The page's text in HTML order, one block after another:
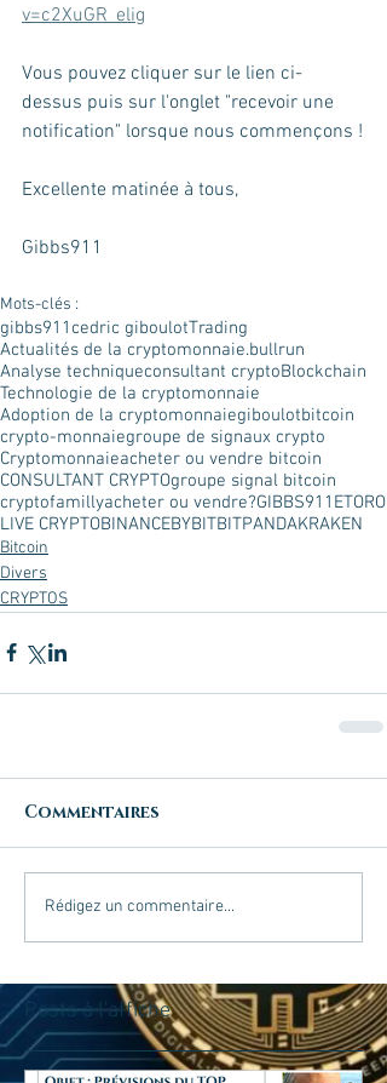
v=c2XuGR_elig
Vous pouvez cliquer sur le lien ci-
dessus puis sur l'onglet "recevoir une
notification" lorsque nous commençons !
Excellente matinée à tous,
Gibbs911
Mots-clés :
gibbs911 cedric giboulotTrading
Actualités de la cryptomonnaie.bullrun
Analyse techniqueconsultant cryptoBlockchain
Technologie de la cryptomonnaie
Adoption de la cryptomonnaiegiboulotbitcoin
crypto-monnaiegroupe de signaux crypto
Cryptomonnaieacheter ou vendre bitcoin
CONSULTANT CRYPTOgroupe signal bitcoin
cryptofamillyacheter ou vendre?GIBBS911 ETORO
LIVE CRYPTOBINANCEBYBITBITPANDAKRAKEN
Bitcoin
Divers
CRYPTOS
Commentaires
Rédigez un commentaire...
Posts à l'affiche